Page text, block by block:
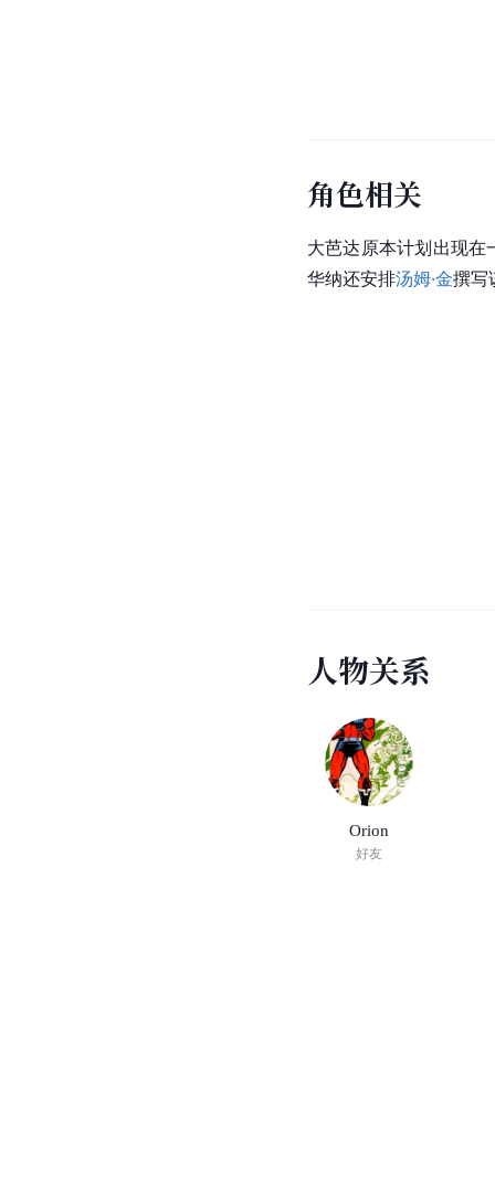
角色相关
大芭达原本计划出现在
华纳还安排汤姆·金撰写
人物关系
Orion
好友